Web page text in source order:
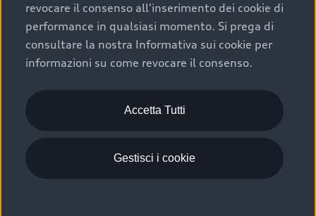
Acquistare un’auto usata in una Concessionaria ufficiale
Audi che offre l’usato garantito tramite Audi Prima
Scelta :plus, significa affidarsi ad un prodotto che viene
sottoposto a 110 controlli approfonditi e coperto da
garanzia fino a 4 anni per una maggiore tutela del tuo
acquisto.
revocare il consenso all'inserimento dei cookie di
performance in qualsiasi momento. Si prega di
consultare la nostra Informativa sui cookie per
informazioni su come revocare il consenso.
Accetta Tutti
Gestisci i cookie